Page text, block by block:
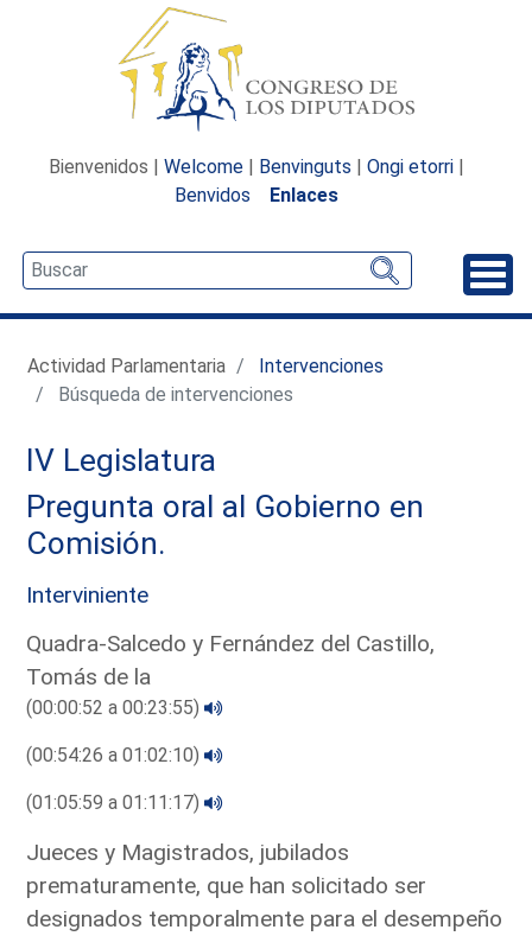
Bienvenidos | Welcome | Benvinguts | Ongi etorri |
Benvidos
Enlaces
Actividad Parlamentaria
Intervenciones
Búsqueda de intervenciones
IV Legislatura
Pregunta oral al Gobierno en
Comisión.
Interviniente
Quadra-Salcedo y Fernández del Castillo,
Tomás de la
(00:00:52 a 00:23:55)
(00:54:26 a 01:02:10)
(01:05:59 a 01:11:17)
Jueces y Magistrados, jubilados
prematuramente, que han solicitado ser
designados temporalmente para el desempeño